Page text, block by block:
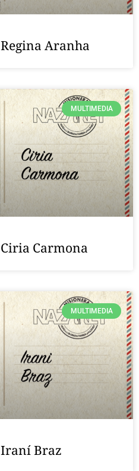
Aranha
MULTIMEDIA
Carmona
MULTIMEDIA
Iraní Braz